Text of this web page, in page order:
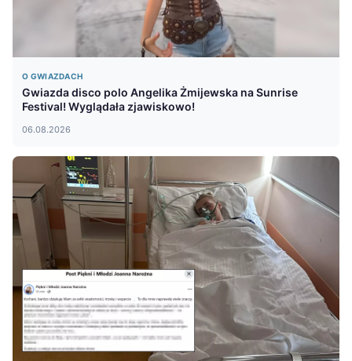
O GWIAZDACH
Gwiazda disco polo Angelika Żmijewska na Sunrise
Festival! Wyglądała zjawiskowo!
06.08.2026